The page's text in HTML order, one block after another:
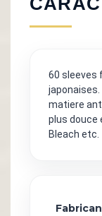
60 sleeves
matiere
plus douce
Bleach etc.